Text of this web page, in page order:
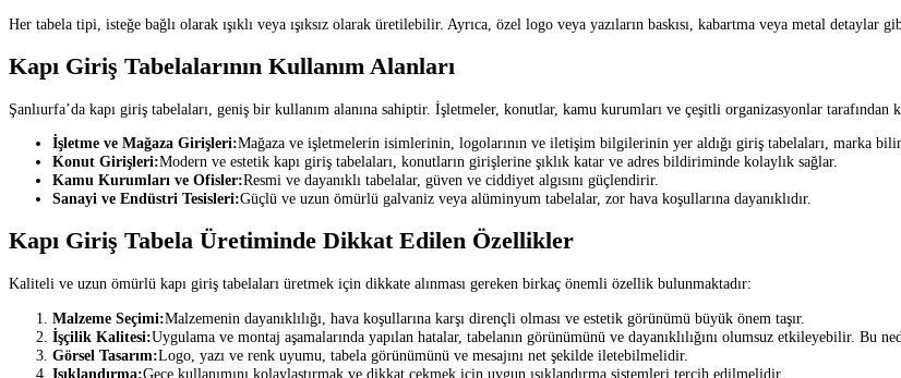
Her tabela tipi, isteğe bağlı olarak ışıklı veya ışıksız olarak üretilebilir. Ayrıca, özel logo veya yazıların baskısı, kabartma veya metal detaylar
Kapı Giriş Tabelalarının Kullanım Alanları
Şanlıurfa’da kapı giriş tabelaları, geniş bir kullanım alanına sahiptir. İşletmeler, konutlar, kamu kurumları ve çeşitli organizasyonlar tarafından
İşletme ve Mağaza Girişleri:Mağaza ve işletmelerin isimlerinin, logolarının ve iletişim bilgilerinin yer aldığı giriş tabelaları, marka
Konut Girişleri:Modern ve estetik kapı giriş tabelaları, konutların girişlerine şıklık katar ve adres bildiriminde kolaylık sağlar.
Kamu Kurumları ve Ofisler:Resmi ve dayanıklı tabelalar, güven ve ciddiyet algısını güçlendirir.
Sanayi ve Endüstri Tesisleri:Güçlü ve uzun ömürlü galvaniz veya alüminyum tabelalar, zor hava koşullarına dayanıklıdır.
Kapı Giriş Tabela Üretiminde Dikkat Edilen Özellikler
Kaliteli ve uzun ömürlü kapı giriş tabelaları üretmek için dikkate alınması gereken birkaç önemli özellik bulunmaktadır:
Malzeme Seçimi:Malzemenin dayanıklılığı, hava koşullarına karşı dirençli olması ve estetik görünümü büyük önem taşır.
İşçilik Kalitesi:Uygulama ve montaj aşamalarında yapılan hatalar, tabelanın görünümünü ve dayanıklılığını olumsuz etkileyebilir. Bu
Görsel Tasarım:Logo, yazı ve renk uyumu, tabela görünümünü ve mesajını net şekilde iletebilmelidir.
Işıklandırma:Gece kullanımını kolaylaştırmak ve dikkat çekmek için uygun ışıklandırma sistemleri tercih edilmelidir.